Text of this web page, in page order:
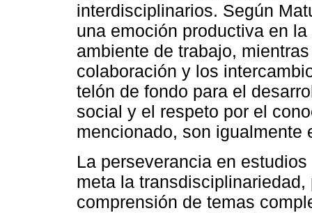
interdisciplinarios. Según
una emoción productiva en
ambiente de trabajo,
colaboración y los
telón de fondo para el
social y el respeto por el
mencionado, son igualmente
La perseverancia en
meta la
comprensión de temas